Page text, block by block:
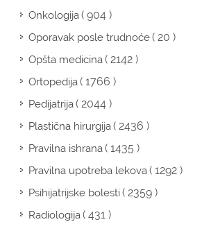
Onkologija( 904 )
Oporavak posle trudnoće( 20 )
Opšta medicina( 2142 )
Ortopedija( 1766 )
Pedijatrija( 2044 )
Plastična hirurgija( 2436 )
Pravilna ishrana( 1435 )
Pravilna upotreba lekova( 1292 )
Psihijatrijske bolesti( 2359 )
Radiologija( 431 )